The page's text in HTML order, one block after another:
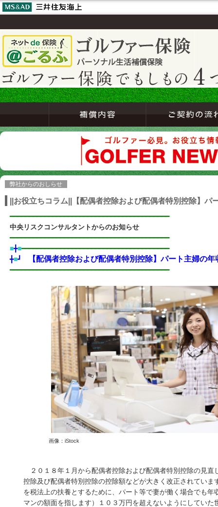
弊社からのおしらせ
||お役立ちコラム||【配偶者控除および配偶者特別控除】パ
━━━━━━━━━━━━━━━━━━━━━━━━━━━━━━━━━━━━━━━━━
中央リスクコンサルタントからのお知らせ
━━━━━━━━━━━━━━━━━━━━━━━━━━━━━━━━━━━━━━━━━
■╋■━━━━━━━━━━━━━━━━━━━━━━━━━━━━━━━━━━━━━━
╋■┛ 【配偶者控除および配偶者特別控除】パート主婦の
━━━━━━━━━━━━━━━━━━━━━━━━━━━━━━━━━━━━━━━━━
画像：iStock
２０１８年１月から配偶者控除および配偶者特別控除の見
控除及び配偶者特別控除の控除額などが大きく改正されてい
を税法上の扶養とするために、パート等で妻が働く場合でも
マンの額面を指します）１０３万円を超えないようにしてい